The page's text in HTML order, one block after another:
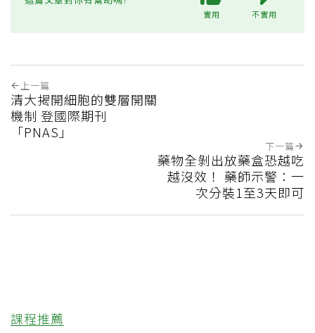
實用 不實用
上一篇
清大揭開細胞的雙層開關
機制 登國際期刊
「PNAS」
下一篇
藥物全剝出放藥盒恐越吃
越沒效！ 藥師示警：一
次分裝1至3天即可
課程推薦